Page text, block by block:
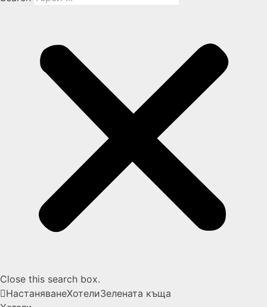
Close this search box.
НастаняванеХотелиЗелената къща